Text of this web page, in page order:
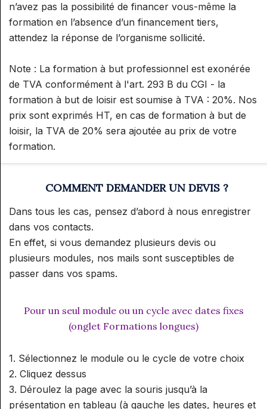
n’avez pas la possibilité de financer vous-même la
formation en l’absence d’un financement tiers,
attendez la réponse de l’organisme sollicité.
Note : La formation à but professionnel est exonérée
de TVA conformément à l'art. 293 B du CGI - la
formation à but de loisir est soumise à TVA : 20%. Nos
prix sont exprimés HT, en cas de formation à but de
loisir, la TVA de 20% sera ajoutée au prix de votre
formation.
COMMENT DEMANDER UN DEVIS ?
Dans tous les cas, pensez d’abord à nous enregistrer
dans vos contacts.
En effet, si vous demandez plusieurs devis ou
plusieurs modules, nos mails sont susceptibles de
passer dans vos spams.
Pour un seul module ou un cycle avec dates fixes
(onglet Formations longues)
1. Sélectionnez le module ou le cycle de votre choix
2. Cliquez dessus
3. Déroulez la page avec la souris jusqu’à la
présentation en tableau (à gauche les dates, heures et